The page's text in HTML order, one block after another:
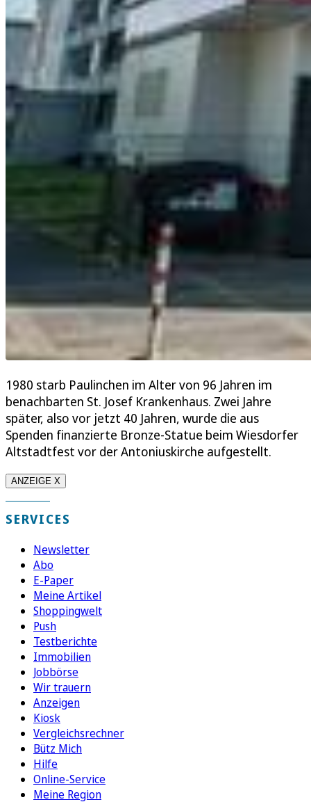
1980 starb Paulinchen im Alter von 96 Jahren im
benachbarten St. Josef Krankenhaus. Zwei Jahre
später, also vor jetzt 40 Jahren, wurde die aus
Spenden finanzierte Bronze-Statue beim Wiesdorfer
Altstadtfest vor der Antoniuskirche aufgestellt.
ANZEIGE X
SERVICES
Newsletter
Abo
E-Paper
Meine Artikel
Shoppingwelt
Push
Testberichte
Immobilien
Jobbörse
Wir trauern
Anzeigen
Kiosk
Vergleichsrechner
Bütz Mich
Hilfe
Online-Service
Meine Region